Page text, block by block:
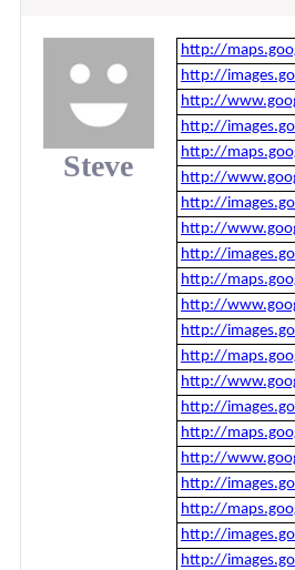
Steve
http://
http://
http://
http://
http://
http://
http://
http://
http://
http://
http://
http://
http://
http://
http://
http://
http://
http://
http://
http://
http://